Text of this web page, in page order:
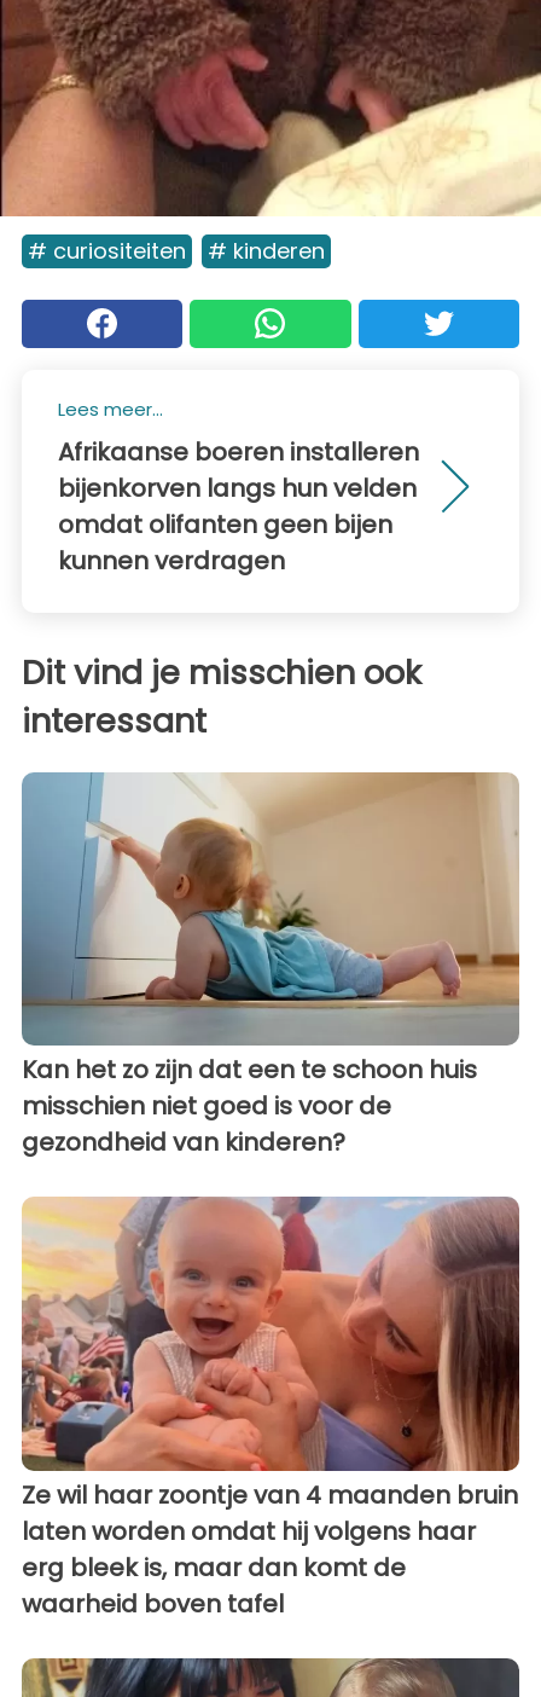
# curiositeiten # kinderen
Lees meer...
Afrikaanse boeren installeren
bijenkorven langs hun velden
omdat olifanten geen bijen
kunnen verdragen
Dit vind je misschien ook
interessant
Kan het zo zijn dat een te schoon huis
misschien niet goed is voor de
gezondheid van kinderen?
Ze wil haar zoontje van 4 maanden bruin
laten worden omdat hij volgens haar
erg bleek is, maar dan komt de
waarheid boven tafel